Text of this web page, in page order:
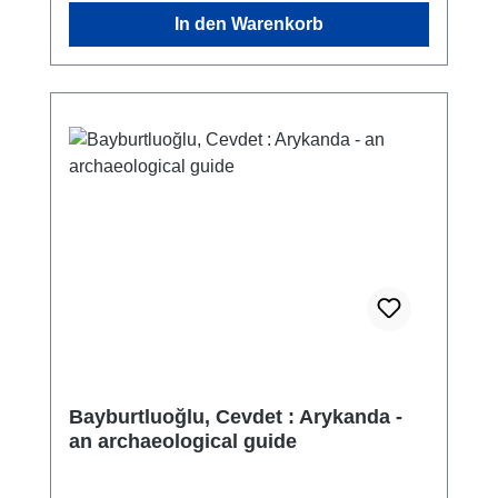
dem Bezirk Kaş, 1 km vom Festland entfernt.
Die Insel liegt an der alten
gegeben. Da die Region sowohl eine
archäologische Stätte als auch ein
zerstörerischen Auswirkungen der Erdbeben,
die Hafenbereiche und Küstenstrukturen der
antiken Küstensiedlungen in der Region
Kekova heute etwa zwei Meter unter Wasser.
In den Warenkorb
Bayburtluoğlu, Cevdet : Arykanda -
an archaeological guide